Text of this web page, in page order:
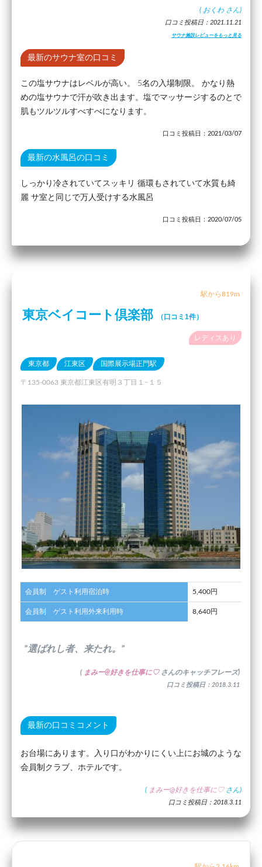
( おくわ さん)
口コミ投稿日：2021.11.21
サウナ施設レビューをもっと見る
最新のサウナ室の口コミ
この塩サウナはレベルが高い。 5名の入場制限。 かなり熱
めの塩サウナで汗が吹き出ます。塩でマッサージするのとで
肌もツルツルすべすべになります。
口コミ投稿日：2021/03/07
最新の水風呂の口コミ
しっかり冷されていてスッキリ 循環もされていて水質も綺
麗 サ室と同じで万人受けする水風呂
口コミ投稿日：2020/07/05
駅から819m
東京ベイコート倶楽部 （口コミ1件）
レディスあり
東京都 江東区 国際展示場正門駅
〒135-0063 東京都江東区有明３丁目１−１５
会員制 ゲスト利用宿泊時 5,400円
会員制 ゲスト利用外来利用時 8,640円
”選ばれし者、来たれ。”
( まみー@好きを仕事に♡ さんのキャッチフレーズ)
口コミ投稿日：2018.3.11
最新の口コミコメント
お台場にあります。入り口がわかりにくい上にお城のような
会員制クラブ、ホテルです。
( まみー@好きを仕事に♡ さん)
口コミ投稿日：2018.3.11